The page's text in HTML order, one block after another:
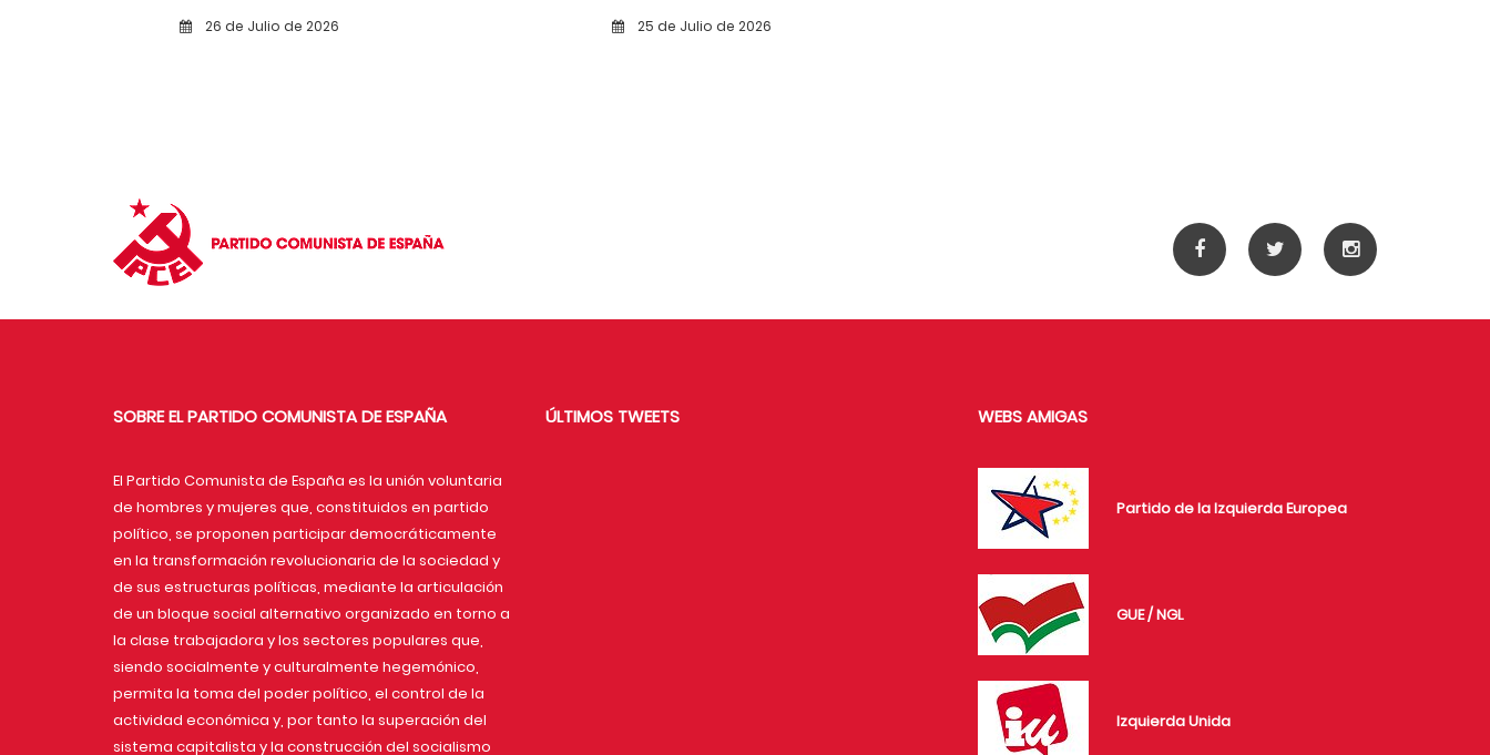
26 de Julio de 2026 25 de Julio de 2026
SOBRE EL PARTIDO COMUNISTA DE ESPAÑA
El Partido Comunista de España es la unión voluntaria
de hombres y mujeres que, constituidos en partido
político, se proponen participar democráticamente
en la transformación revolucionaria de la sociedad y
de sus estructuras políticas, mediante la articulación
de un bloque social alternativo organizado en torno a
la clase trabajadora y los sectores populares que,
siendo socialmente y culturalmente hegemónico,
permita la toma del poder político, el control de la
actividad económica y, por tanto la superación del
sistema capitalista y la construcción del socialismo
ÚLTIMOS TWEETS WEBS AMIGAS
Partido de la Izquierda Europea
GUE / NGL
Izquierda Unida